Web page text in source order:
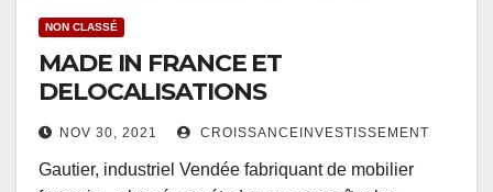
NON CLASSÉ
MADE IN FRANCE ET
DELOCALISATIONS
NOV 30, 2021 CROISSANCEINVESTISSEMENT
Gautier, industriel Vendée fabriquant de mobilier